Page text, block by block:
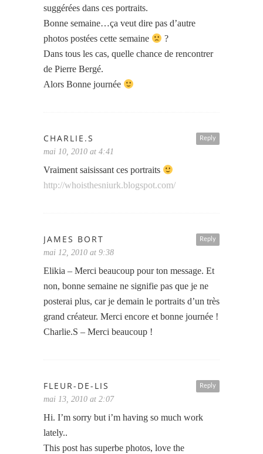
suggérées dans ces portraits.
Bonne semaine…ça veut dire pas d’autre
photos postées cette semaine
?
Dans tous les cas, quelle chance de rencontrer
de Pierre Bergé.
Alors Bonne journée
Reply
CHARLIE.S
mai 10, 2010 at 4:41
Vraiment saisissant ces portraits
http://whoisthesniurk.blogspot.com/
Reply
JAMES BORT
mai 12, 2010 at 9:38
Elikia – Merci beaucoup pour ton message. Et
non, bonne semaine ne signifie pas que je ne
posterai plus, car je demain le portraits d’un très
grand créateur. Merci encore et bonne journée !
Charlie.S – Merci beaucoup !
Reply
FLEUR-DE-LIS
mai 13, 2010 at 2:07
Hi. I’m sorry but i’m having so much work
lately..
This post has superbe photos, love the